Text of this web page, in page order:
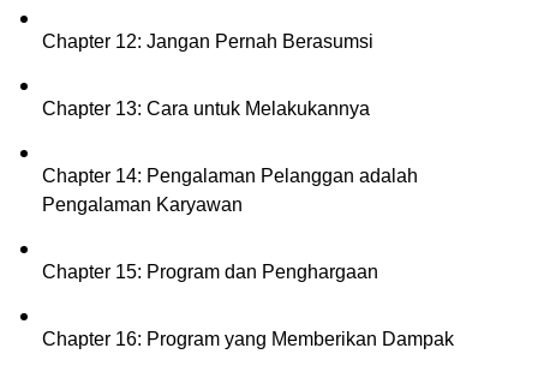
Chapter 12: Jangan Pernah Berasumsi
Chapter 13: Cara untuk Melakukannya
Chapter 14: Pengalaman Pelanggan adalah
Pengalaman Karyawan
Chapter 15: Program dan Penghargaan
Chapter 16: Program yang Memberikan Dampak